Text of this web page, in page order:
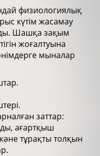
физиологиялық
күтім жасамау
Шашқа зақым
жоғалтуына
мыналар
заттар:
ағартқыш
тұрақты толқын